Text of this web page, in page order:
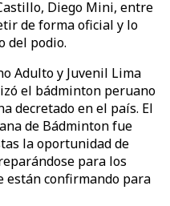
Diego Mini, entre
de forma oficial y lo
del podio.
Adulto y Juvenil Lima
el bádminton peruano
decretado en el país. El
de Bádminton fue
la oportunidad de
para los
están confirmando para